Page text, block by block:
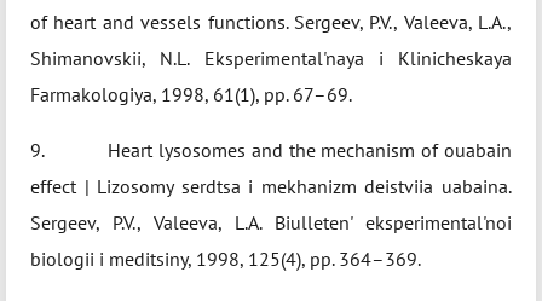
of heart and vessels functions. Sergeev, P.V., Valeeva, L.A.,
Shimanovskii, N.L. Eksperimental'naya i Klinicheskaya
Farmakologiya, 1998, 61(1), pp. 67–69.
9. Heart lysosomes and the mechanism of ouabain
effect | Lizosomy serdtsa i mekhanizm deistviia uabaina.
Sergeev, P.V., Valeeva, L.A. Biulleten' eksperimental'noi
biologii i meditsiny, 1998, 125(4), pp. 364–369.